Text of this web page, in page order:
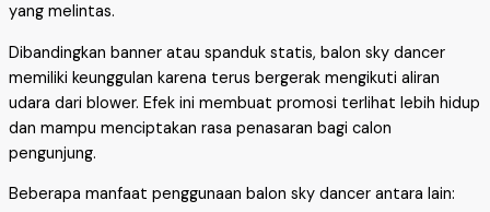
yang melintas.
Dibandingkan banner atau spanduk statis, balon sky dancer
memiliki keunggulan karena terus bergerak mengikuti aliran
udara dari blower. Efek ini membuat promosi terlihat lebih hidup
dan mampu menciptakan rasa penasaran bagi calon
pengunjung.
Beberapa manfaat penggunaan balon sky dancer antara lain: